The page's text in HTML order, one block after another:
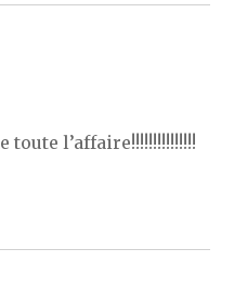
l’affaire!!!!!!!!!!!!!!!